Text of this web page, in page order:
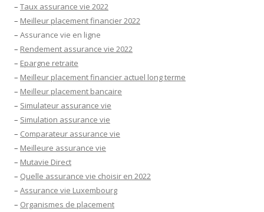
– Taux assurance vie 2022
– Meilleur placement financier 2022
– Assurance vie en ligne
– Rendement assurance vie 2022
– Epargne retraite
– Meilleur placement financier actuel long terme
– Meilleur placement bancaire
– Simulateur assurance vie
– Simulation assurance vie
– Comparateur assurance vie
– Meilleure assurance vie
– Mutavie Direct
– Quelle assurance vie choisir en 2022
– Assurance vie Luxembourg
– Organismes de placement